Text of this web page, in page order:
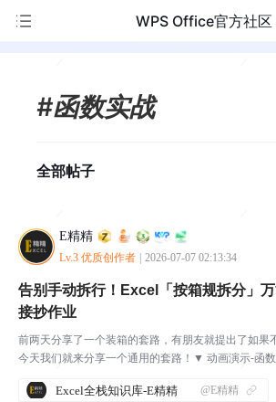
WPS Office官方社区
#函数实战
全部帖子
E精精
Lv.3 优质创作者 2026-07-07 02:13:34
告别手动拆行！Excel「按箱规拆分」
接抄作业
前两天分享了一个装箱的套路，有朋友就提出了如果
今天我们就来分享一个通用的套路！▼ 动画演示-函
号，本次我们不追求Code Golf,主要解决问...
Excel全栈知识库-E精精 @E精精